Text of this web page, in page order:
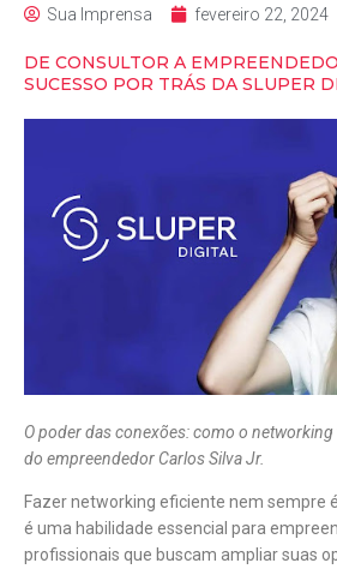
Sua Imprensa fevereiro 22, 2024
DE CONSULTOR A
SUCESSO POR TRÁS DA SLUPER
O poder das conexões: como o
do empreendedor Carlos Silva Jr.
Fazer networking eficiente nem sempre
é uma habilidade essencial para
profissionais que buscam ampliar suas